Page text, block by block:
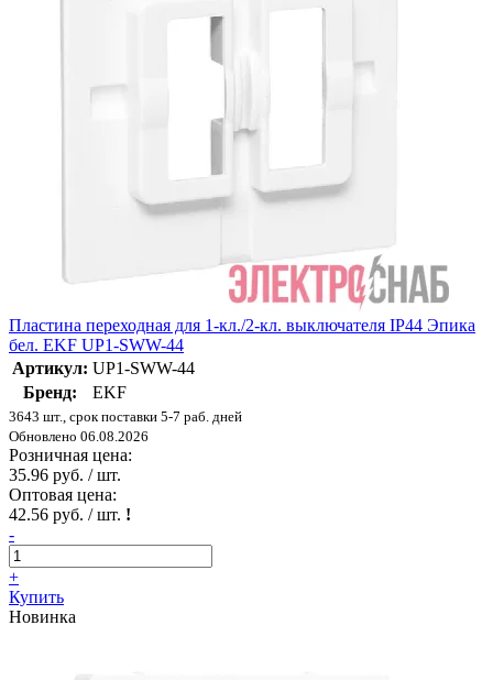
Пластина переходная для 1-кл./2-кл. выключателя IP44 Эпика
бел. EKF UP1-SWW-44
Артикул: UP1-SWW-44
Бренд:
EKF
3643 шт., срок поставки 5-7 раб. дней
Обновлено 06.08.2026
Розничная цена:
35.96 руб. / шт.
Оптовая цена:
42.56 руб. / шт. !
-
+
Купить
Новинка